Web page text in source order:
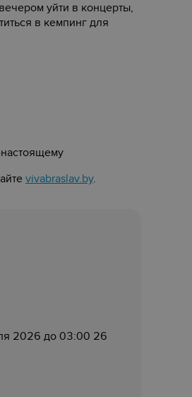
уйти в концерты,
в кемпинг для
vivabraslav.by.
2026 до 03:00 26